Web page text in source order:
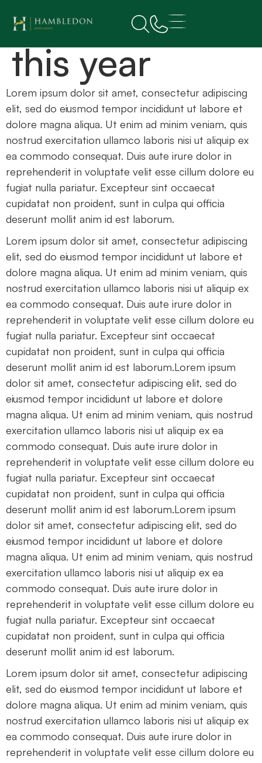
Selling up for
this year
Lorem ipsum dolor sit amet, consectetur adipiscing
elit, sed do eiusmod tempor incididunt ut labore et
dolore magna aliqua. Ut enim ad minim veniam, quis
nostrud exercitation ullamco laboris nisi ut aliquip ex
ea commodo consequat. Duis aute irure dolor in
reprehenderit in voluptate velit esse cillum dolore eu
fugiat nulla pariatur. Excepteur sint occaecat
cupidatat non proident, sunt in culpa qui officia
deserunt mollit anim id est laborum.
Lorem ipsum dolor sit amet, consectetur adipiscing
elit, sed do eiusmod tempor incididunt ut labore et
dolore magna aliqua. Ut enim ad minim veniam, quis
nostrud exercitation ullamco laboris nisi ut aliquip ex
ea commodo consequat. Duis aute irure dolor in
reprehenderit in voluptate velit esse cillum dolore eu
fugiat nulla pariatur. Excepteur sint occaecat
cupidatat non proident, sunt in culpa qui officia
deserunt mollit anim id est laborum.Lorem ipsum
dolor sit amet, consectetur adipiscing elit, sed do
eiusmod tempor incididunt ut labore et dolore
magna aliqua. Ut enim ad minim veniam, quis nostrud
exercitation ullamco laboris nisi ut aliquip ex ea
commodo consequat. Duis aute irure dolor in
reprehenderit in voluptate velit esse cillum dolore eu
fugiat nulla pariatur. Excepteur sint occaecat
cupidatat non proident, sunt in culpa qui officia
deserunt mollit anim id est laborum.Lorem ipsum
dolor sit amet, consectetur adipiscing elit, sed do
eiusmod tempor incididunt ut labore et dolore
magna aliqua. Ut enim ad minim veniam, quis nostrud
exercitation ullamco laboris nisi ut aliquip ex ea
commodo consequat. Duis aute irure dolor in
reprehenderit in voluptate velit esse cillum dolore eu
fugiat nulla pariatur. Excepteur sint occaecat
cupidatat non proident, sunt in culpa qui officia
deserunt mollit anim id est laborum.
Lorem ipsum dolor sit amet, consectetur adipiscing
elit, sed do eiusmod tempor incididunt ut labore et
dolore magna aliqua. Ut enim ad minim veniam, quis
nostrud exercitation ullamco laboris nisi ut aliquip ex
ea commodo consequat. Duis aute irure dolor in
reprehenderit in voluptate velit esse cillum dolore eu